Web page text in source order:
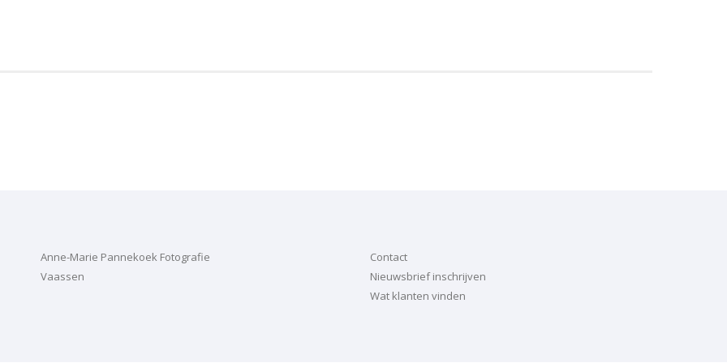
Anne-Marie Pannekoek Fotografie
Vaassen
Contact
Nieuwsbrief inschrijven
Wat klanten vinden